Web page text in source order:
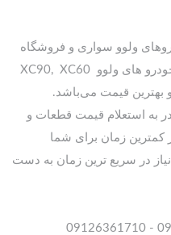
ولوو سواری و فروشگاه
قطعات و لوازم یدکی اصلی تمامی خودرو های ولوو XC90, XC60
به استعلام قیمت قطعات و
کمترین زمان برای شما
در سریع ترین زمان به دست